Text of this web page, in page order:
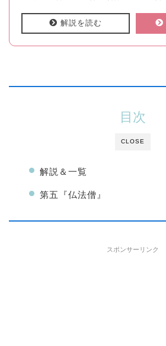
解説を読む
CLOSE
目次
解説＆一覧
第五『仏法僧』
スポンサーリンク